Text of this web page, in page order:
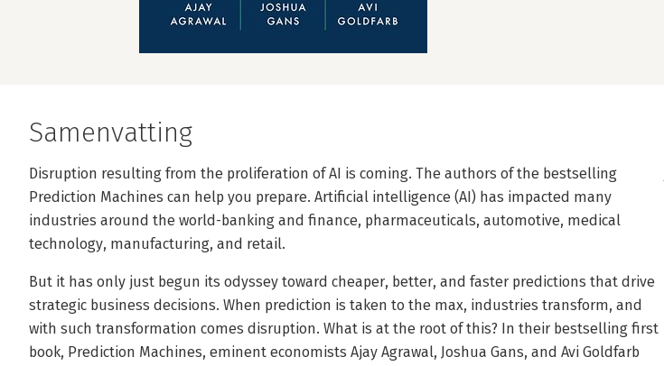
Samenvatting
Disruption resulting from the proliferation of AI is coming. The authors of the bestselling
Prediction Machines can help you prepare. Artificial intelligence (AI) has impacted many
industries around the world-banking and finance, pharmaceuticals, automotive, medical
technology, manufacturing, and retail.
But it has only just begun its odyssey toward cheaper, better, and faster predictions that drive
strategic business decisions. When prediction is taken to the max, industries transform, and
with such transformation comes disruption. What is at the root of this? In their bestselling first
book, Prediction Machines, eminent economists Ajay Agrawal, Joshua Gans, and Avi Goldfarb